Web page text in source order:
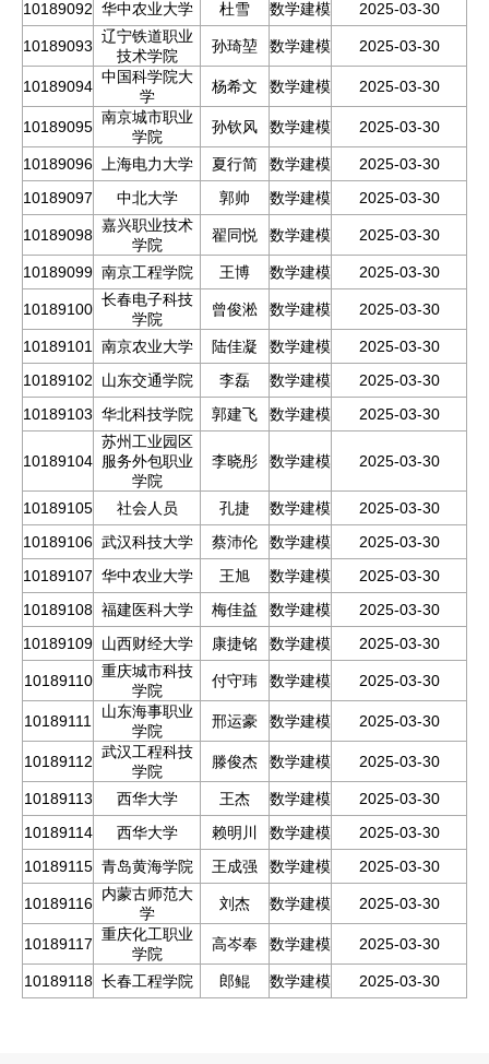
10189092 华中农业大学 杜雪 数学建模 2025-03-30
10189093
辽宁铁道职业
技术学院
孙琦堃 数学建模 2025-03-30
10189094
中国科学院大
学
杨希文 数学建模 2025-03-30
10189095
南京城市职业
学院
孙钦风 数学建模 2025-03-30
10189096 上海电力大学 夏行简 数学建模
2025-03-30
10189097
中北大学 郭帅 数学建模 2025-03-30
10189098
嘉兴职业技术
学院
翟同悦 数学建模 2025-03-30
10189099 南京工程学院 王博 数学建模 2025-03-30
10189100
长春电子科技
学院
曾俊淞 数学建模 2025-03-30
10189101 南京农业大学 陆佳凝 数学建模
2025-03-30
10189102
山东交通学院 李磊 数学建模
2025-03-30
10189103 华北科技学院 郭建飞 数学建模 2025-03-30
10189104
苏州工业园区
服务外包职业
学院
李晓彤 数学建模 2025-03-30
10189105 社会人员 孔捷 数学建模
2025-03-30
10189106 武汉科技大学 蔡沛伦 数学建模
2025-03-30
10189107 华中农业大学 王旭 数学建模
2025-03-30
10189108 福建医科大学 梅佳益 数学建模
2025-03-30
10189109 山西财经大学 康捷铭 数学建模 2025-03-30
10189110
重庆城市科技
学院
付守玮 数学建模 2025-03-30
10189111
山东海事职业
学院
邢运豪 数学建模 2025-03-30
10189112
武汉工程科技
学院
滕俊杰 数学建模 2025-03-30
10189113 西华大学 王杰 数学建模
2025-03-30
10189114
西华大学 赖明川 数学建模
2025-03-30
10189115 青岛黄海学院 王成强 数学建模 2025-03-30
10189116
内蒙古师范大
学
刘杰 数学建模 2025-03-30
10189117
重庆化工职业
学院
高岑奉 数学建模 2025-03-30
10189118 长春工程学院 郎鲲 数学建模 2025-03-30